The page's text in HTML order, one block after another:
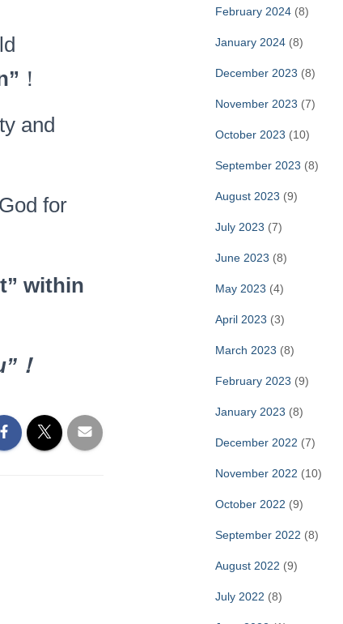
！
and
for
within
！
February 2024(8)
January 2024(8)
December 2023 (8)
November 2023 (7)
October 2023 (10)
September 2023 (8)
August 2023 (9)
July 2023 (7)
June 2023 (8)
May 2023 (4)
April 2023 (3)
March 2023 (8)
February 2023 (9)
January 2023 (8)
December 2022 (7)
November 2022 (10)
October 2022 (9)
September 2022 (8)
August 2022 (9)
July 2022 (8)